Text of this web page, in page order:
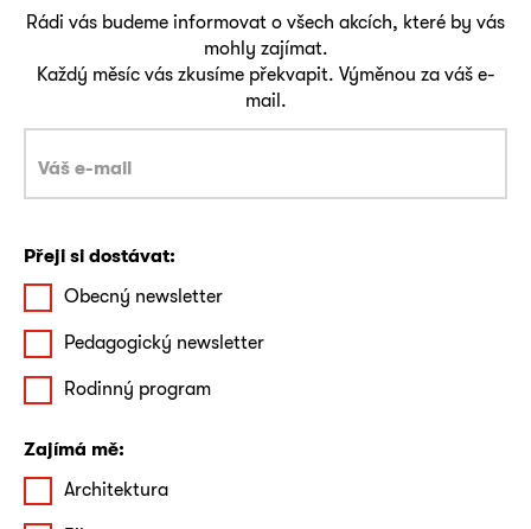
Rádi vás budeme informovat o všech akcích, které by vás
mohly zajímat.
Každý měsíc vás zkusíme překvapit. Výměnou za váš e-
mail.
Přeji si dostávat:
Obecný newsletter
Pedagogický newsletter
Rodinný program
Zajímá mě:
Architektura